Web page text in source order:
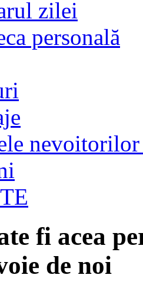
zilei
personală
nevoitorilor
fi acea
de noi